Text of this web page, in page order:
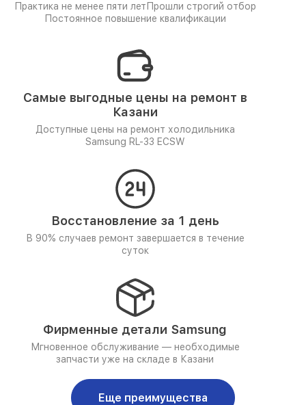
Практика не менее пяти лет Прошли строгий отбор
Постоянное повышение квалификации
Самые выгодные цены на ремонт в
Казани
Доступные цены на ремонт холодильника
Samsung RL-33 ECSW
Восстановление за 1 день
В 90% случаев ремонт завершается в течение
суток
Фирменные детали Samsung
Мгновенное обслуживание — необходимые
запчасти уже на складе в Казани
Еще преимущества